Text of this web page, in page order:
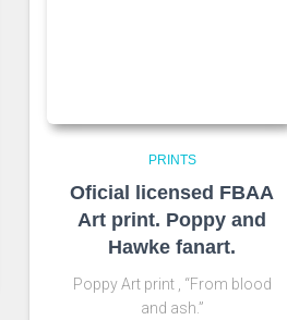
PRINTS
Oficial licensed FBAA
Art print. Poppy and
Hawke fanart.
Poppy Art print , “From blood
and ash.”